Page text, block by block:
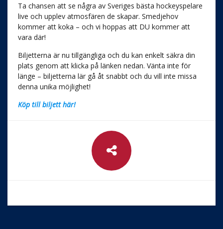
Ta chansen att se några av Sveriges bästa hockeyspelare
live och upplev atmosfären de skapar. Smedjehov
kommer att koka – och vi hoppas att DU kommer att
vara där!
Biljetterna är nu tillgängliga och du kan enkelt säkra din
plats genom att klicka på länken nedan. Vänta inte för
länge – biljetterna lär gå åt snabbt och du vill inte missa
denna unika möjlighet!
Köp till biljett här!